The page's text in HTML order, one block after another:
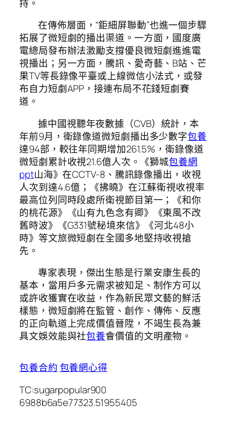
持。
在傳佈層面，“鉅細屏聯動”也進一個步驟
拓展了微短劇的播出渠道。一方面，國度廣
電總局發布辦法激勵支撐優良微短劇進進電
視播出；另一方面，騰訊、愛奇藝、B站、芒
果TV等長錄像平臺或上線微信小法式，或發
布自力短劇APP，接連布局不花錢短劇賽
道。
據中國視聽年夜數據（CVB）統計，本
年前9月，衛錄像道微短劇播出多少數字包養
達94部，較往年同期增加261.5%，衛錄像道
微短劇累計收視21.6億人次。《獅城包養網
ppt山海》在CCTV-8、騰訊錄像播出，收視
人次到達4.6億；《拂曉》在江蘇衛視收視率
最高位列同時段處所衛視節目第一；《和你
的桃花源》《山有九色念有卿》《東風不改
舊時波》《G331號秘境來信》《河北48小
時》等文旅微短劇在全國多地堅持收視搶
先。
專家表現，傑出生態是行業安康生長的
基本，當用戶多元需求被知足、制作方可以
或許收獲實在收益，作為新民眾文藝的鮮活
樣態，微短劇將在監管、創作、傳佈、反應
的正向軌道上完成價值晉陞，不竭生長為兼
具文娛效能與社包養會價值的文明產物。
包養合約包養網心得
TC:sugarpopular900
6988b6a5e77323.51955405